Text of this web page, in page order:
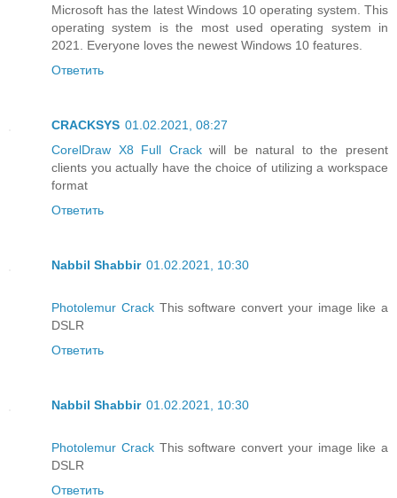
Microsoft has the latest Windows 10 operating system. This
operating system is the most used operating system in
2021. Everyone loves the newest Windows 10 features.
Ответить
CRACKSYS 01.02.2021, 08:27
CorelDraw X8 Full Crackwill be natural to the present
clients you actually have the choice of utilizing a workspace
format
Ответить
Nabbil Shabbir 01.02.2021, 10:30
Photolemur CrackThis software convert your image like a
DSLR
Ответить
Nabbil Shabbir 01.02.2021, 10:30
Photolemur CrackThis software convert your image like a
DSLR
Ответить